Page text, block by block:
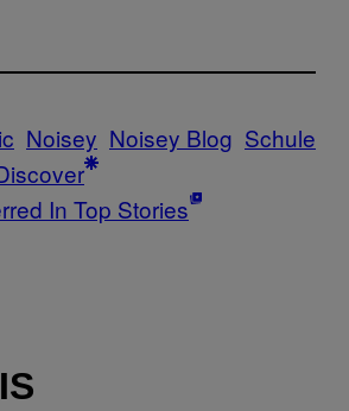
Noisey Noisey Blog Schule
In Top Stories